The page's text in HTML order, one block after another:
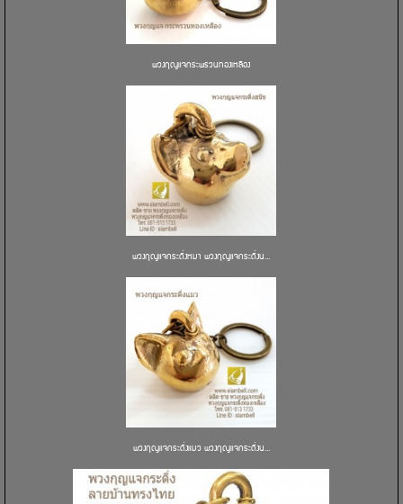
พวงกุญแจกระพรวนทองเหลือง
พวงกุญแจกระดิ่งหมา พวงกุญแจกระดิ่งน...
พวงกุญแจกระดิ่งแมว พวงกุญแจกระดิ่งน...